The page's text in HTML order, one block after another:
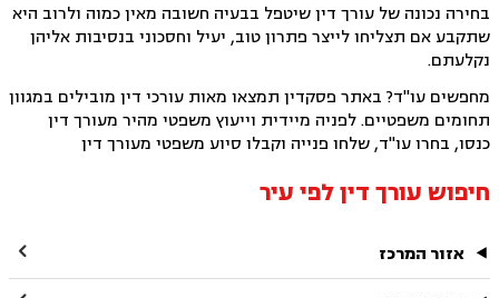
בחירה נכונה של עורך דין שיטפל בבעיה חשובה מאין כמוה ולרוב היא
שתקבע אם תצליחו לייצר פתרון טוב, יעיל וחסכוני בנסיבות אליהן
נקלעתם.
מחפשים עו"ד? באתר פסקדין תמצאו מאות עורכי דין מובילים במגוון
תחומים משפטיים. לפניה מיידית וייעוץ משפטי מהיר מעורך דין
כנסו, בחרו עו"ד, שלחו פנייה וקבלו סיוע משפטי מעורך דין
חיפוש עורך דין לפי עיר
אזור המרכז 